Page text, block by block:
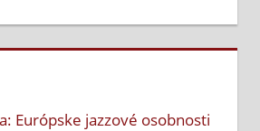
Európske jazzové osobnosti